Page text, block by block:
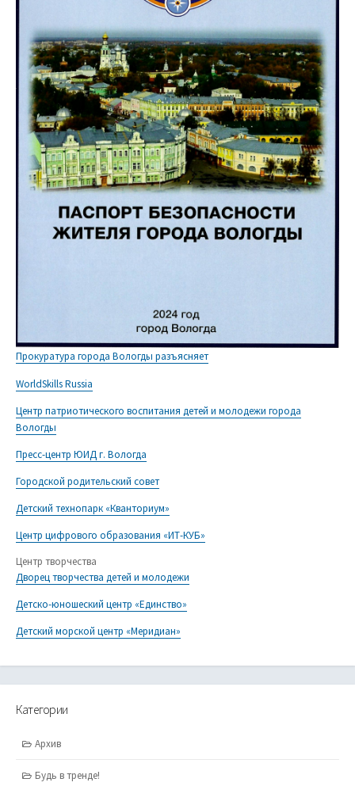
Прокуратура города Вологды разъясняет
WorldSkills Russia
Центр патриотического воспитания детей и молодежи города
Вологды
Пресс-центр ЮИД г. Вологда
Городской родительский совет
Детский технопарк «Кванториум»
Центр цифрового образования «ИТ-КУБ»
Центр творчества
Дворец творчества детей и молодежи
Детско-юношеский центр «Единство»
Детский морской центр «Меридиан»
Категории
Архив
Будь в тренде!